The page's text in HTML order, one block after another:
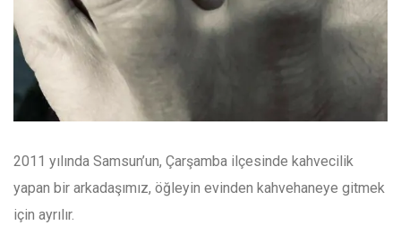
2011 yılında Samsun’un, Çarşamba ilçesinde kahvecilik
yapan bir arkadaşımız, öğleyin evinden kahvehaneye gitmek
için ayrılır.